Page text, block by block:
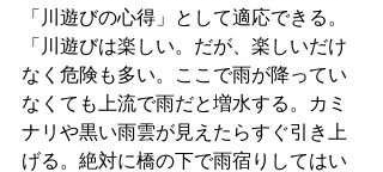
「川遊びの心得」として適応できる。
「川遊びは楽しい。だが、楽しいだけ
なく危険も多い。ここで雨が降ってい
なくても上流で雨だと増水する。カミ
ナリや黒い雨雲が見えたらすぐ引き上
げる。絶対に橋の下で雨宿りしてはい